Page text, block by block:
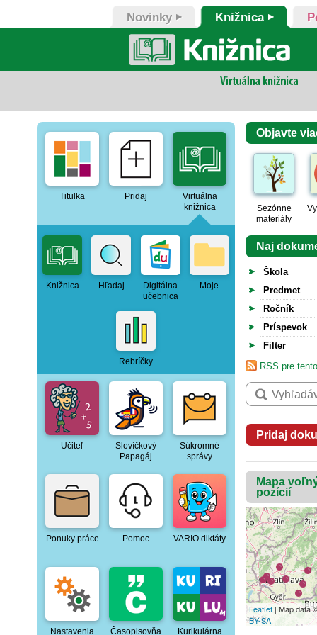
Novinky Knižnica
Titulka Pridaj
Virtuálna
knižnica
Knižnica Hľadaj
Digitálna
učebnica
Moje
Rebríčky
Učiteľ
Slovíčkový
Papagáj
Súkromné
správy
Ponuky práce Pomoc VARIO diktáty
Nastavenia Časopisovňa
Kurikulárna
Objavte
Sezónne
materiály
Naj
Škola
Predmet
Ročník
Príspevok
Filter
RSS pre
Pridaj
Mapa
pozícií
Leaflet | Map data
BY-SA